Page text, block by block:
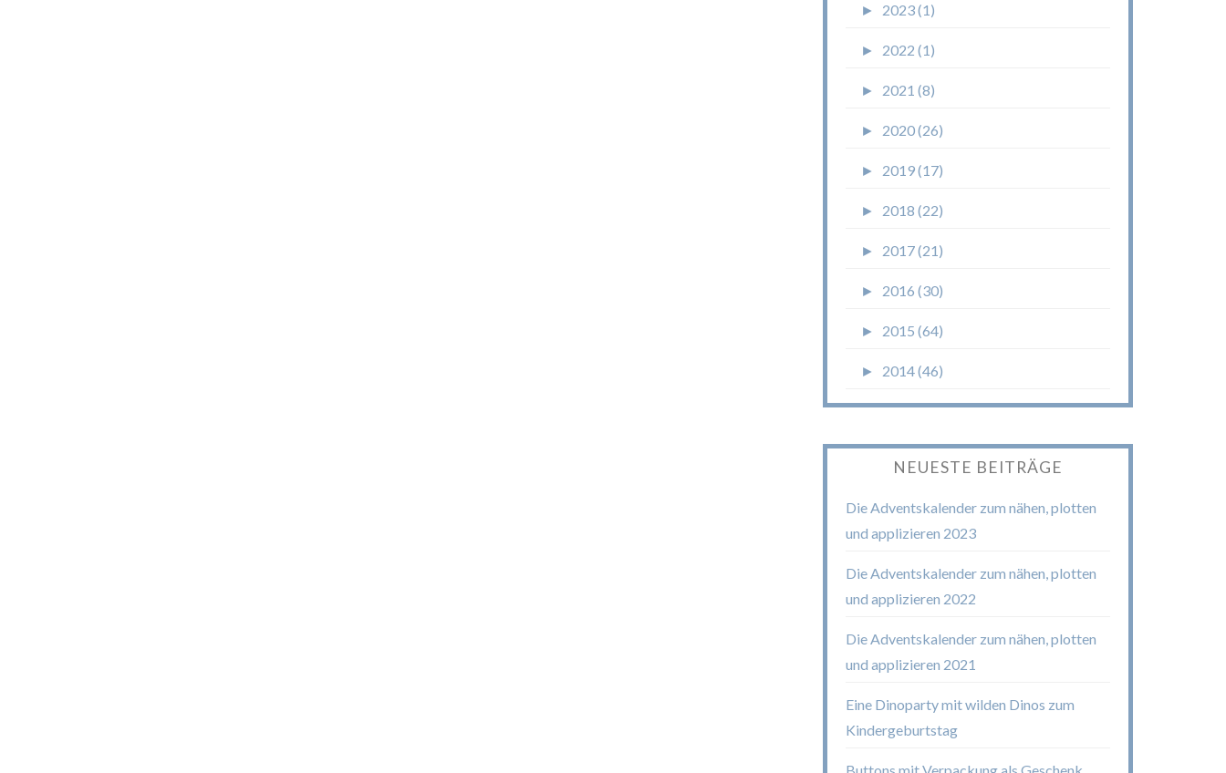
► 2023 (1)
► 2022 (1)
► 2021 (8)
► 2020 (26)
► 2019 (17)
► 2018 (22)
► 2017 (21)
► 2016 (30)
► 2015 (64)
► 2014 (46)
NEUESTE BEITRÄGE
Die Adventskalender zum nähen, plotten
und applizieren 2023
Die Adventskalender zum nähen, plotten
und applizieren 2022
Die Adventskalender zum nähen, plotten
und applizieren 2021
Eine Dinoparty mit wilden Dinos zum
Kindergeburtstag